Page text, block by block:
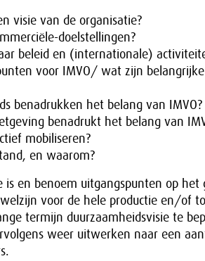
visie van de organisatie?
doelstellingen?
beleid en (internationale)
voor IMVO/ wat zijn
benadrukken het belang van IMVO?
benadrukt het belang van
mobiliseren?
en waarom?
en benoem uitgangspunten op het
voor de hele productie en/of
termijn duurzaamheidsvisie te
weer uitwerken naar een